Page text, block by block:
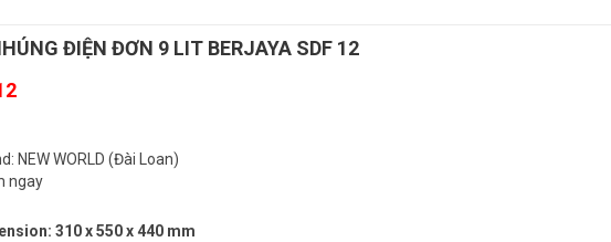
ĐIỆN ĐƠN 9 LIT BERJAYA SDF 12
NEW WORLD (Đài Loan)
ngay
310 x 550 x 440 mm